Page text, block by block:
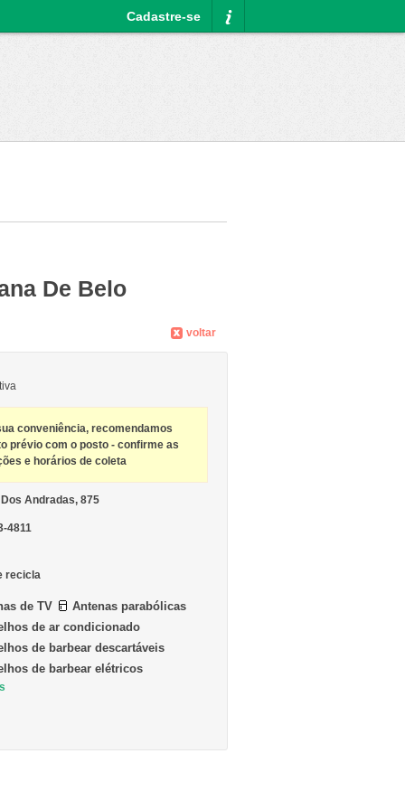
Cadastre-se
De Belo
voltar
conveniência, recomendamos
prévio com o posto - confirme as
e horários de coleta
Andradas, 875
4811
recicla
de TV
Antenas parabólicas
de ar condicionado
de barbear descartáveis
de barbear elétricos